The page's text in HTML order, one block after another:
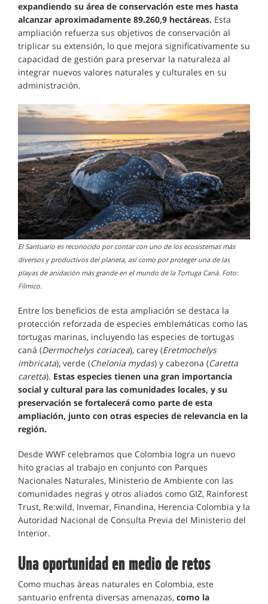
expandiendo su área de conservación este mes hasta
alcanzar aproximadamente 89.260,9 hectáreas. Esta
ampliación refuerza sus objetivos de conservación al
triplicar su extensión, lo que mejora significativamente su
capacidad de gestión para preservar la naturaleza al
integrar nuevos valores naturales y culturales en su
administración.
El Santuario es reconocido por contar con uno de los ecosistemas más
diversos y productivos del planeta, así como por proteger una de las
playas de anidación más grande en el mundo de la Tortuga Caná. Foto:
Fílmico.
Entre los beneficios de esta ampliación se destaca la
protección reforzada de especies emblemáticas como las
tortugas marinas, incluyendo las especies de tortugas
caná (Dermochelys coriacea), carey (Eretmochelys
imbricata), verde (Chelonia mydas) y cabezona (Caretta
caretta). Estas especies tienen una gran importancia
social y cultural para las comunidades locales, y su
preservación se fortalecerá como parte de esta
ampliación, junto con otras especies de relevancia en la
región.
Desde WWF celebramos que Colombia logra un nuevo
hito gracias al trabajo en conjunto con Parques
Nacionales Naturales, Ministerio de Ambiente con las
comunidades negras y otros aliados como GIZ, Rainforest
Trust, Re:wild, Invemar, Finandina, Herencia Colombia y la
Autoridad Nacional de Consulta Previa del Ministerio del
Interior.
Una oportunidad en medio de retos
Como muchas áreas naturales en Colombia, este
santuario enfrenta diversas amenazas, como la